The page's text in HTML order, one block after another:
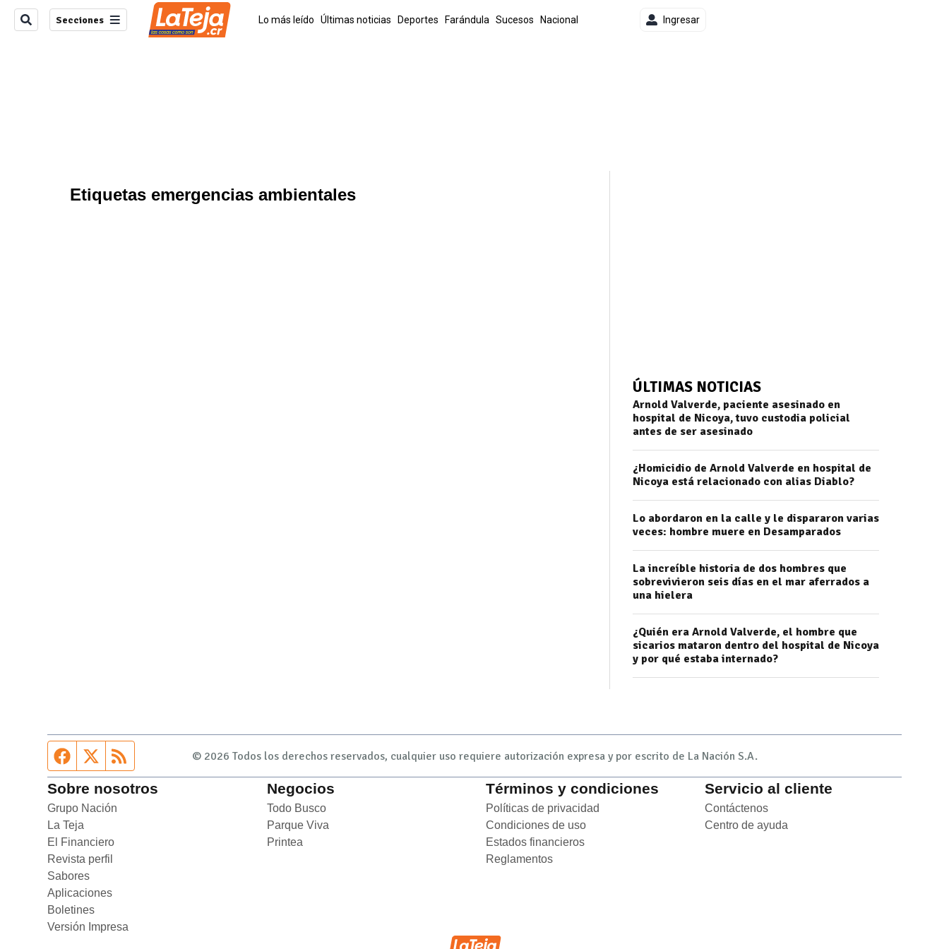
Secciones Lo más leído Últimas noticias Deportes Farándula Sucesos Nacional Ingresar
Etiquetas emergencias ambientales
ÚLTIMAS NOTICIAS
Arnold Valverde, paciente asesinado en
hospital de Nicoya, tuvo custodia policial
antes de ser asesinado
¿Homicidio de Arnold Valverde en hospital de
Nicoya está relacionado con alias Diablo?
Lo abordaron en la calle y le dispararon varias
veces: hombre muere en Desamparados
La increíble historia de dos hombres que
sobrevivieron seis días en el mar aferrados a
una hielera
¿Quién era Arnold Valverde, el hombre que
sicarios mataron dentro del hospital de Nicoya
y por qué estaba internado?
Página de Facebook
Fuente Twitter © 2026 Todos los derechos reservados, cualquier uso requiere autorización expresa y por escrito de La Nación S.A.
Sobre nosotros
Grupo Nación
La Teja
El Financiero
Revista perfil
Sabores
Aplicaciones
Boletines
Versión Impresa
Negocios
Todo BuscoOpens in new window
Parque Viva
Printea
Términos y condiciones
Políticas de privacidad
Opens in new window
Condiciones de usoOpens in new window
Estados financierosOpens in new window
ReglamentosOpens in new window
Servicio al cliente
Contáctenos
Centro de ayuda